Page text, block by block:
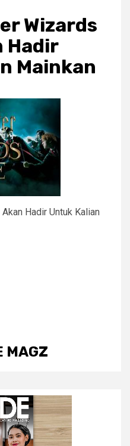
Wizards
Hadir
Mainkan
Hadir Untuk Kalian
MAGZ